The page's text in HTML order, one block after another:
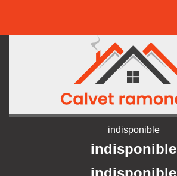
indisponible
indisponible
indisponible